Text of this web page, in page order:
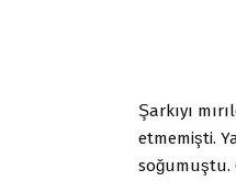
Şarkıyı
etmemişti.
soğumuştu.